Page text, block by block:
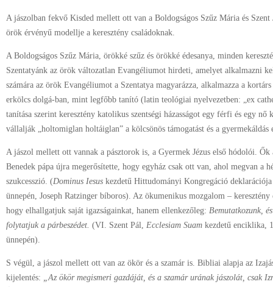
A jászolban fekvő Kisded mellett ott van a Boldogságos Szűz Mária és
örök érvényű modellje a keresztény családoknak.
A Boldogságos Szűz Mária, örökké szűz és örökké édesanya, minden
Szentatyánk az örök változatlan Evangéliumot hirdeti, amelyet alkalmazni
számára az örök Evangéliumot a Szentatya magyarázza, alkalmazza a
erkölcs dolgá-ban, mint legfőbb tanító (latin teológiai nyelvezetben: „ex
tanítása szerint keresztény katolikus szentségi házasságot egy férfi és egy nő
vállalják „holtomiglan holtáiglan” a kölcsönös támogatást és a gyermekáldás
A jászol mellett ott vannak a pásztorok is, a Gyermek Jézus első hódolói.
Benedek pápa újra megerősítette, hogy egyház csak ott van, ahol megvan a
szukcesszió. (Dominus Iesus kezdetű Hittudományi Kongregáció
ünnepén, Joseph Ratzinger bíboros). Az ökumenikus mozgalom –
hogy elhallgatjuk saját igazságainkat, hanem ellenkezőleg: Bemutatkozunk,
folytatjuk a párbeszédet. (VI. Szent Pál, Ecclesiam Suam kezdetű enciklika,
ünnepén).
S végül, a jászol mellett ott van az ökör és a szamár is. Bibliai alapja az
kijelentés: „Az ökör megismeri gazdáját, és a szamár urának jászolát, csak